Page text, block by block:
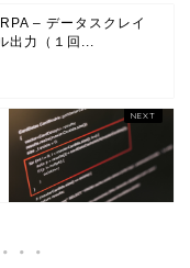
– データスクレイ
出力（１回...